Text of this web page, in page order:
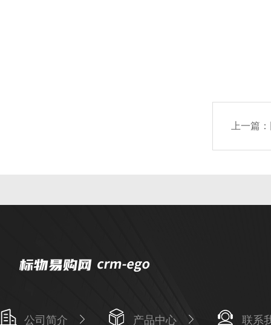
上一篇：
公司简介 产品中心 联系